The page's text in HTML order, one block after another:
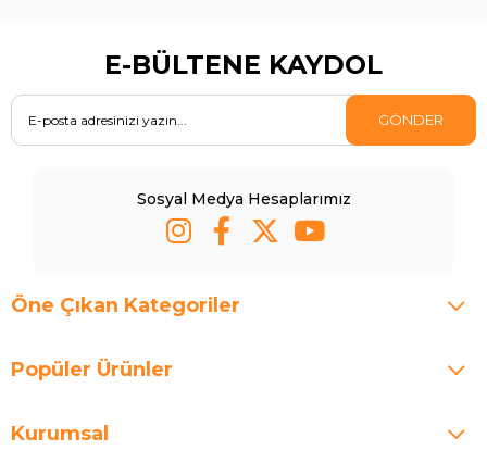
E-BÜLTENE KAYDOL
GÖNDER
Sosyal Medya Hesaplarımız
Öne Çıkan Kategoriler
Popüler Ürünler
Kurumsal